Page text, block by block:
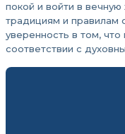
покой и войти в
традициям и правилам
уверенность в том,
соответствии с